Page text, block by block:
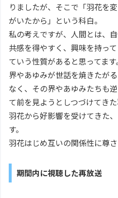
りましたが、そこで「羽花を
がいたから」という科白。
私の考えですが、人間とは、
共感を得やすく、興味を持っ
ていう性質があると思ってます。
界やあゆみが世話を焼きたが
なく、その界やあゆみたちも
て前を見ようとしつづけてき
羽花から好影響を受けてきた
す。
羽花はじめ互いの関係性に尊
期間内に視聴した再放送